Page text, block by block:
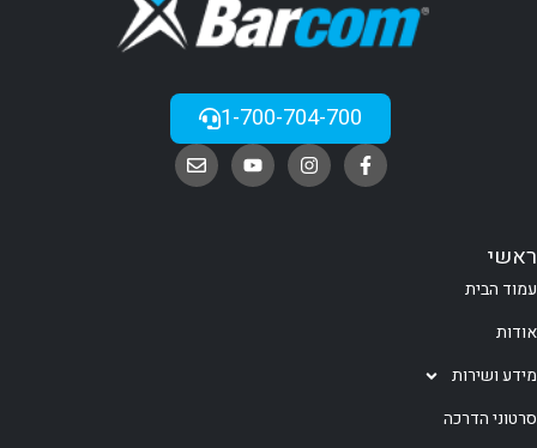
1-700-704-700
ראשי
עמוד הבית
אודות
מידע ושירות
סרטוני הדרכה